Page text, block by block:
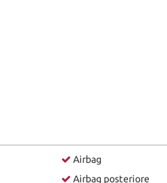
Airbag
Airbag posteriore